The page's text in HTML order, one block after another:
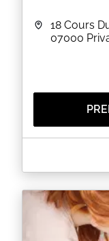
18 Cours
07000
A PROPOS DE
Bienvenue à
Je serai ravie
juillet 2024
(semi
soins du